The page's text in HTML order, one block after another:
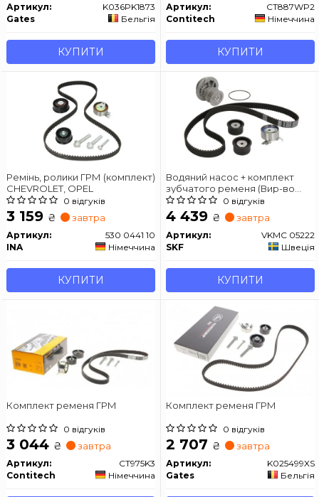
Артикул:
K036PK1873
Gates
Бельгія
КУПИТИ
Артикул:
CT887WP2
Contitech
Німеччина
КУПИТИ
Ремінь, ролики ГРМ (комплект)
CHEVROLET, OPEL
0 відгуків
3 159 ₴ завтра
Артикул:
530 0441 10
INA
Німеччина
КУПИТИ
Водяний насос + комплект
зубчатого ременя (Вир-во
SKF)
0 відгуків
4 439 ₴ завтра
Артикул:
VKMC 05222
SKF
Швеція
КУПИТИ
Комплект ременя ГРМ
0 відгуків
3 044 ₴ завтра
Артикул:
CT975K3
Contitech
Німеччина
Комплект ременя ГРМ
0 відгуків
2 707 ₴ завтра
Артикул:
K025499XS
Gates
Бельгія